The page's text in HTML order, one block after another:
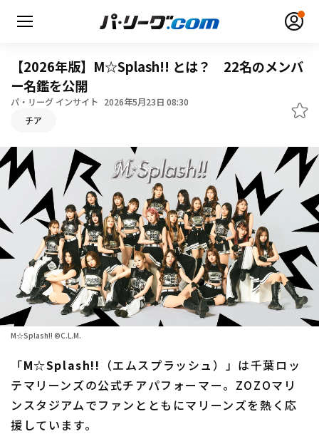
無料アカウント登録
HOME
動画
日程・結果
順位表･成績
1軍公式戦
ファーム東地区
ファーム中地区
ファーム西地区
交流戦
選手名鑑
北海道日本ハムファイターズ
東北楽天ゴールデンイーグルス
【2026年版】M☆Splash!! とは？ 22名のメンバ
ー名鑑を公開
パ・リーグ インサイト 2026年5月23日 08:30
チア
M☆Splash!! ©C.L.M.
「M☆Splash!! （エムスプラッシュ）」は千葉ロッ
テマリーンズの公式チアパフォーマー。ZOZOマリ
ンスタジアムでファンとともにマリーンズを熱く応
援しています。